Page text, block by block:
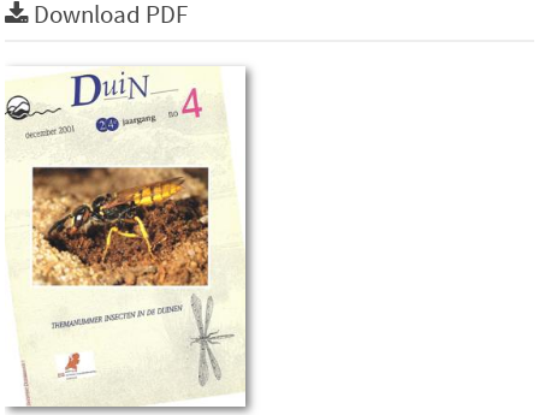
Download PDF